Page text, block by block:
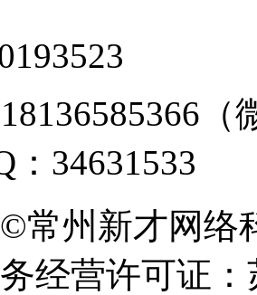
（
：34631533
常州新才网络
经营许可证